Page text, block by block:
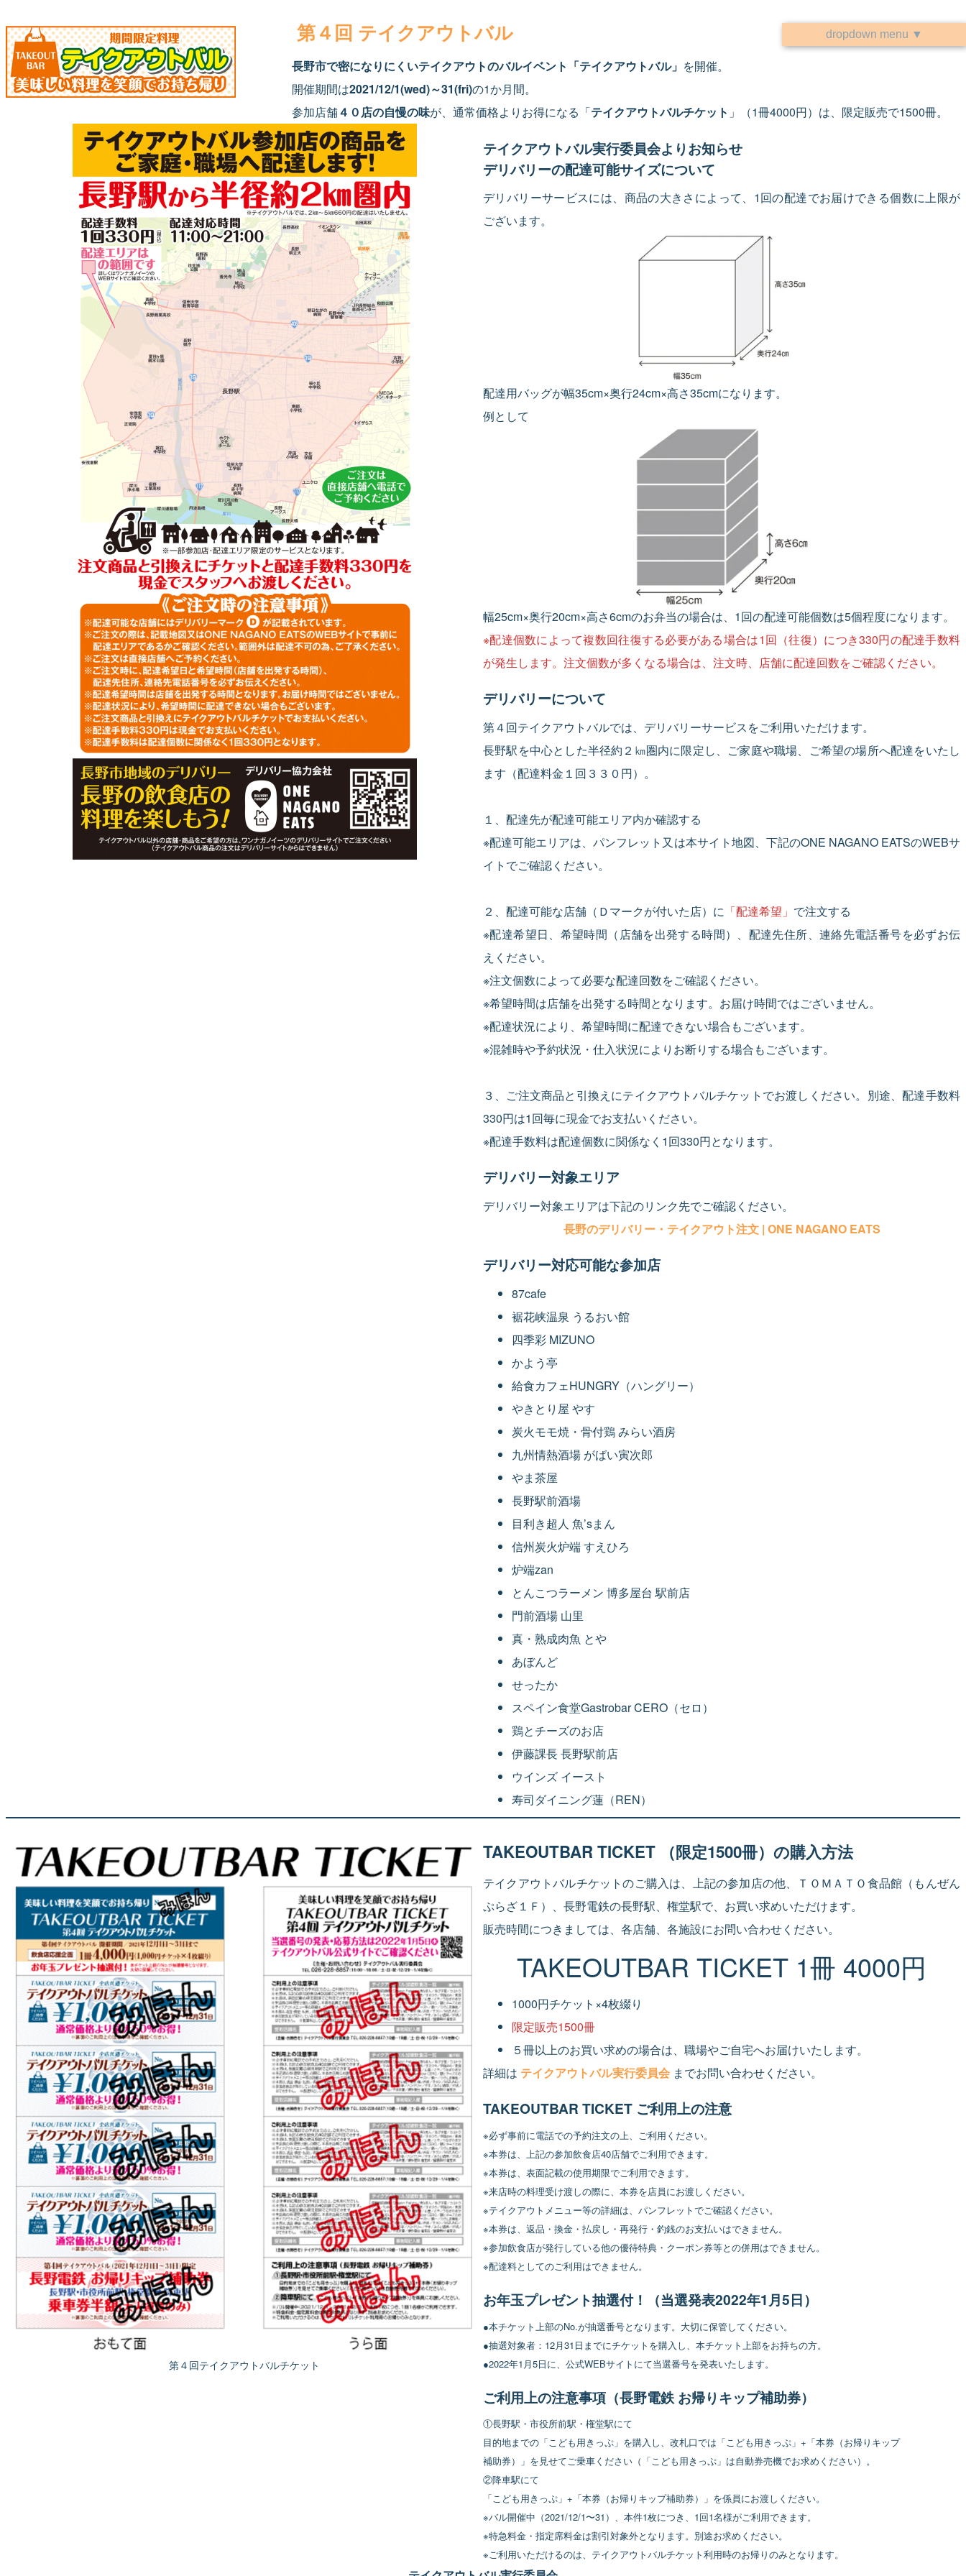
第４回 テイクアウトバル
長野市で密になりにくいテイクアウトのバルイベント「テイクアウトバル」 を開催。
開催期間は2021/12/1(wed)～31(fri)の1か月間。
参加店舗４０店の自慢の味が、通常価格よりお得になる「テイクアウトバルチケット 」（1冊4000円）は、限定販売で1500冊。
テイクアウトバル実行委員会よりお知らせ
デリバリーの配達可能サイズについて
デリバリーサービスには、商品の大きさによって、1回の配達でお届けできる個数に上限が
ございます。
配達用バッグが幅35cm×奥行24cm×高さ35cmになります。
例として
幅25cm×奥行20cm×高さ6cmのお弁当の場合は、1回の配達可能個数は5個程度になります。
※配達個数によって複数回往復する必要がある場合は1回（往復）につき330円の配達手数料
が発生します。注文個数が多くなる場合は、注文時、店舗に配達回数をご確認ください。
デリバリーについて
第４回テイクアウトバルでは、デリバリーサービスをご利用いただけます。
長野駅を中心とした半径約２㎞圏内に限定し、ご家庭や職場、ご希望の場所へ配達をいたし
ます（配達料金１回３３０円）。
１、配達先が配達可能エリア内か確認する
※配達可能エリアは、パンフレット又は本サイト地図、下記のONE NAGANO EATSのWEBサ
イトでご確認ください。
２、配達可能な店舗（Ｄマークが付いた店）に 「配達希望」 で注文する
※配達希望日、希望時間（店舗を出発する時間）、配達先住所、連絡先電話番号を必ずお伝
えください。
※注文個数によって必要な配達回数をご確認ください。
※希望時間は店舗を出発する時間となります。お届け時間ではございません。
※配達状況により、希望時間に配達できない場合もございます。
※混雑時や予約状況・仕入状況によりお断りする場合もございます。
３、ご注文商品と引換えにテイクアウトバルチケットでお渡しください。別途、配達手数料
330円は1回毎に現金でお支払いください。
※配達手数料は配達個数に関係なく1回330円となります。
デリバリー対象エリア
デリバリー対象エリアは下記のリンク先でご確認ください。
長野のデリバリー・テイクアウト注文 | ONE NAGANO EATS
デリバリー対応可能な参加店
87cafe
裾花峡温泉 うるおい館
四季彩 MIZUNO
かよう亭
給食カフェHUNGRY（ハングリー）
やきとり屋 やす
炭火モモ焼・骨付鶏 みらい酒房
九州情熱酒場 がばい寅次郎
やま茶屋
長野駅前酒場
目利き超人 魚’sまん
信州炭火炉端 すえひろ
炉端zan
とんこつラーメン 博多屋台 駅前店
門前酒場 山里
真・熟成肉魚 とや
あぼんど
せったか
スペイン食堂Gastrobar CERO（セロ）
鶏とチーズのお店
伊藤課長 長野駅前店
ウインズ イースト
寿司ダイニング蓮（REN）
第４回テイクアウトバルチケット
TAKEOUTBAR TICKET （限定1500冊）の購入方法
テイクアウトバルチケットのご購入は、上記の参加店の他、ＴＯＭＡＴＯ食品館（もんぜん
ぷらざ１Ｆ）、長野電鉄の長野駅、権堂駅で、お買い求めいただけます。
販売時間につきましては、各店舗、各施設にお問い合わせください。
TAKEOUTBAR TICKET 1冊 4000円
1000円チケット×4枚綴り
限定販売1500冊
５冊以上のお買い求めの場合は、職場やご自宅へお届けいたします。
詳細は テイクアウトバル実行委員会 までお問い合わせください。
TAKEOUTBAR TICKET ご利用上の注意
※必ず事前に電話での予約注文の上、ご利用ください。
※本券は、上記の参加飲食店40店舗でご利用できます。
※本券は、表面記載の使用期限でご利用できます。
※来店時の料理受け渡しの際に、本券を店員にお渡しください。
※テイクアウトメニュー等の詳細は、パンフレットでご確認ください。
※本券は、返品・換金・払戻し・再発行・釣銭のお支払いはできません。
※参加飲食店が発行している他の優待特典・クーポン券等との併用はできません。
※配達料としてのご利用はできません。
お年玉プレゼント抽選付！（当選発表2022年1月5日）
●本チケット上部のNo.が抽選番号となります。大切に保管してください。
●抽選対象者：12月31日までにチケットを購入し、本チケット上部をお持ちの方。
●2022年1月5日に、公式WEBサイトにて当選番号を発表いたします。
ご利用上の注意事項（長野電鉄 お帰りキップ補助券）
①長野駅・市役所前駅・権堂駅にて
目的地までの「こども用きっぷ」を購入し、改札口では「こども用きっぷ」+「本券（お帰りキップ
補助券）」を見せてご乗車ください（「こども用きっぷ」は自動券売機でお求めください）。
②降車駅にて
「こども用きっぷ」+「本券（お帰りキップ補助券）」を係員にお渡しください。
※バル開催中（2021/12/1〜31）、本件1枚につき、1回1名様がご利用できます。
※特急料金・指定席料金は割引対象外となります。別途お求めください。
※ご利用いただけるのは、テイクアウトバルチケット利用時のお帰りのみとなります。
dropdown menu ▼